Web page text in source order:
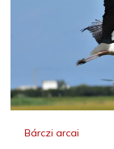
Bárczi arcai